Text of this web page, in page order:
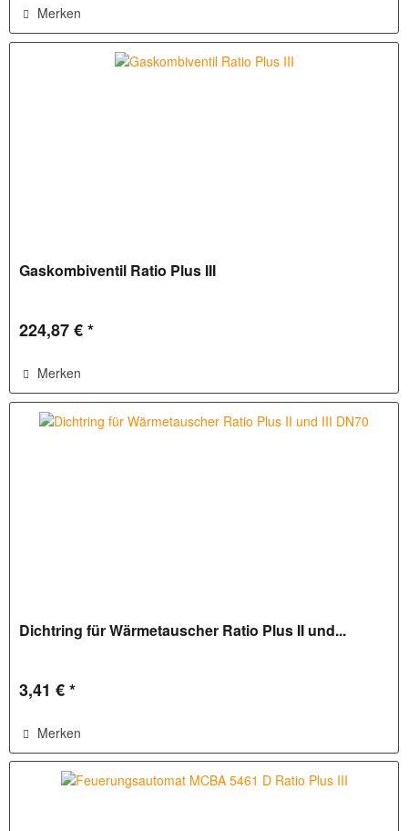
Merken
Gaskombiventil Ratio Plus III
224,87 € *
Merken
Dichtring für Wärmetauscher Ratio Plus II und...
3,41 € *
Merken